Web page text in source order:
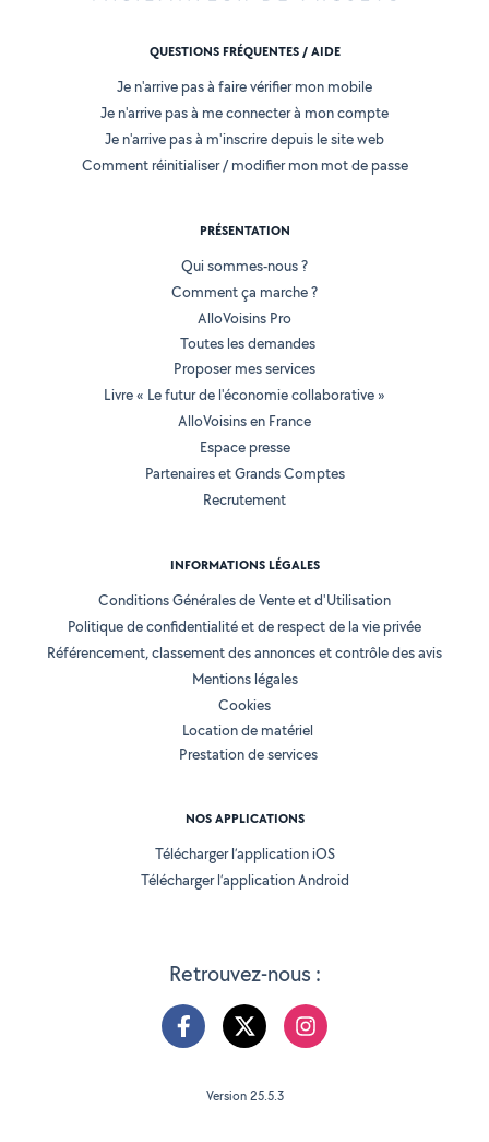
Retrouvez-nous :
QUESTIONS FRÉQUENTES / AIDE
Je n'arrive pas à faire vérifier mon mobile
Je n'arrive pas à me connecter à mon compte
Je n'arrive pas à m'inscrire depuis le site web
Comment réinitialiser / modifier mon mot de passe
PRÉSENTATION
Qui sommes-nous ?
Comment ça marche ?
AlloVoisins Pro
Toutes les demandes
Proposer mes services
Livre « Le futur de l'économie collaborative »
AlloVoisins en France
Espace presse
Partenaires et Grands Comptes
Recrutement
INFORMATIONS LÉGALES
Conditions Générales de Vente et d'Utilisation
Politique de confidentialité et de respect de la vie privée
Référencement, classement des annonces et contrôle des avis
Mentions légales
Cookies
Location de matériel
Prestation de services
NOS APPLICATIONS
Télécharger l’application iOS
Télécharger l’application Android
Version 25.5.3